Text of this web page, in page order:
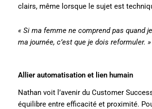
clairs, même lorsque le sujet est
« Si ma femme ne comprend pas quand
ma journée, c’est que je dois reformuler. »
Allier automatisation et lien humain
Nathan voit l’avenir du Customer
équilibre entre efficacité et proximité.